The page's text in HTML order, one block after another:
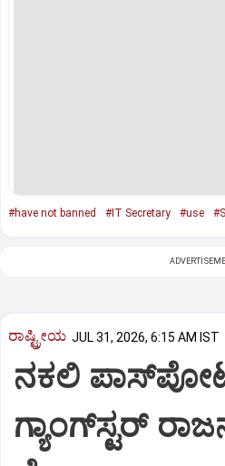
#have not banned #IT Secretary #use
ರಾಷ್ಟ್ರೀಯ JUL 31, 2026, 6:15 AM IST
ನಕಲಿ
ಗ್ಯಾಂಗ್‌ಸ್ಟರ್‌